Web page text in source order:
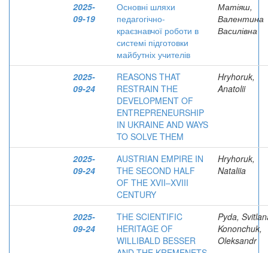
2025-
09-19
Основні шляхи
педагогічно-
краєзнавчої роботи в
системі підготовки
майбутніх учителів
Матіяш,
Валентина
Василівна
2025-
09-24
REASONS THAT
RESTRAIN THE
DEVELOPMENT OF
ENTREPRENEURSHIP
IN UKRAINE AND WAYS
TO SOLVE THEM
Hryhoruk,
Anatolii
2025-
09-24
AUSTRIAN EMPIRE IN
THE SECOND HALF
OF THE XVII–XVIII
CENTURY
Hryhoruk,
Nataliia
2025-
09-24
THE SCIENTIFIC
HERITAGE OF
WILLIBALD BESSER
Pyda,
Kononchuk,
Oleksandr